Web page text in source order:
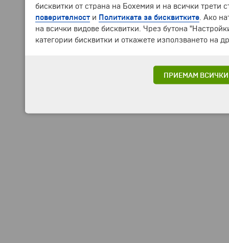
бисквитки от страна на Бохемия и на всички трети
поверителност и Политиката за бисквитките . Ако
на всички видове бисквитки. Чрез бутона
категории бисквитки и откажете използването на
ПРИЕМАМ